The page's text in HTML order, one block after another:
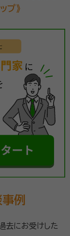
プ》
事例
去にお受けした